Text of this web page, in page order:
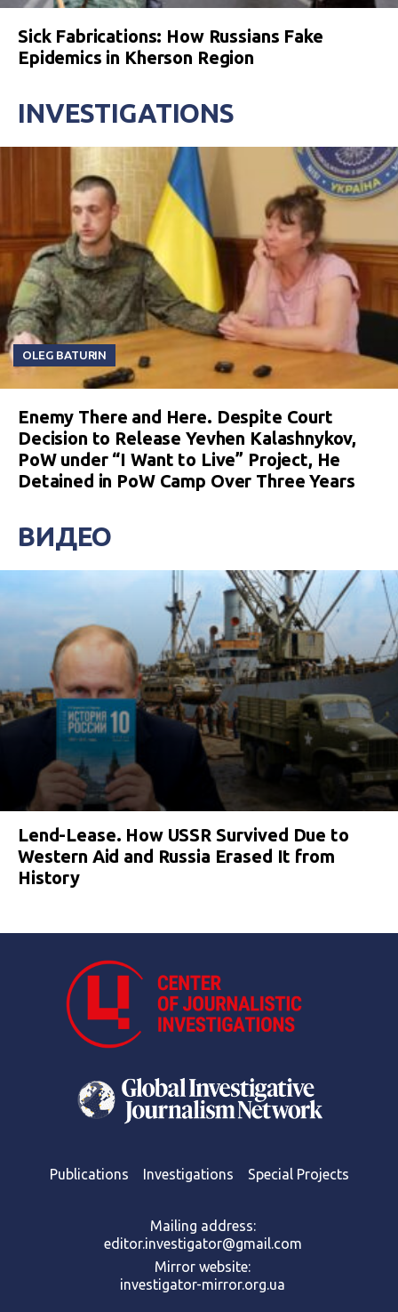
Sick Fabrications: How Russians Fake
Epidemics in Kherson Region
INVESTIGATIONS
OLEG BATURIN
Enemy There and Here. Despite Court
Decision to Release Yevhen Kalashnykov,
PoW under “I Want to Live” Project, He
Detained in PoW Camp Over Three Years
ВИДЕО
Lend-Lease. How USSR Survived Due to
Western Aid and Russia Erased It from
History
Publications Investigations Special Projects
Mailing address:
editor.investigator@gmail.com
Mirror website:
investigator-mirror.org.ua